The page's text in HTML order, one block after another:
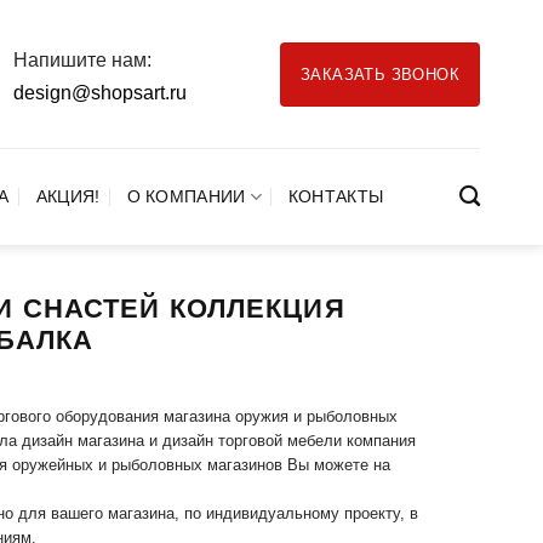
Напишите нам:
design@shopsart.ru
ЗАКАЗАТЬ ЗВОНОК
АКЦИЯ! О КОМПАНИИ КОНТАКТЫ
СНАСТЕЙ КОЛЛЕКЦИЯ
оборудования магазина оружия и рыболовных
магазина и дизайн торговой мебели компания
оружейных и рыболовных магазинов Вы можете на
для вашего магазина, по индивидуальному проекту, в